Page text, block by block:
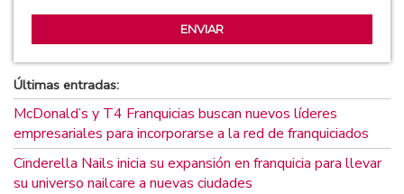
Últimas entradas:
McDonald’s y T4 Franquicias buscan nuevos líderes
empresariales para incorporarse a la red de franquiciados
Cinderella Nails inicia su expansión en franquicia para llevar
su universo nailcare a nuevas ciudades